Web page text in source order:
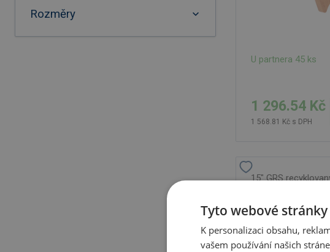
Rozměry
U partnera 45 ks
1 296.54 Kč
1 568.81 Kč s DPH
15" GRS
Tyto webové
K personalizaci obsahu,
vašem používání našich